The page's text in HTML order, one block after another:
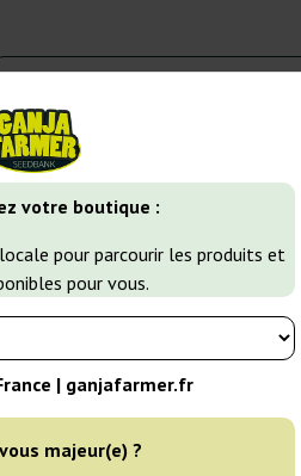
votre boutique :
pour parcourir les produits et
pour vous.
| ganjafarmer.fr
majeur(e) ?
Variétés de cannabis
Paradise Seeds